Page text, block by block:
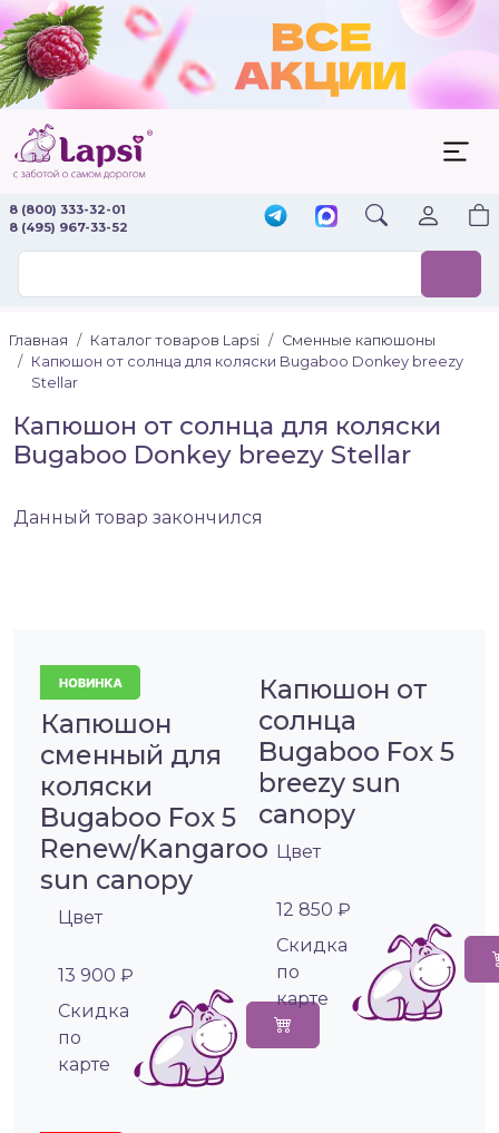
8 (800) 333-32-01
8 (495) 967-33-52
Главная Каталог товаров Lapsi
Сменные капюшоны
Капюшон от солнца для коляски Bugaboo Donkey breezy
Stellar
Капюшон от солнца для коляски
Bugaboo Donkey breezy Stellar
Данный товар закончился
Капюшон
сменный для
коляски
Bugaboo Fox 5
Renew/Kangaroo
sun canopy
Цвет
13 900 ₽
Cкидка
по
карте
Капюшон от
солнца
Bugaboo Fox 5
breezy sun
canopy
Цвет
12 850 ₽
Cкидка
по
карте